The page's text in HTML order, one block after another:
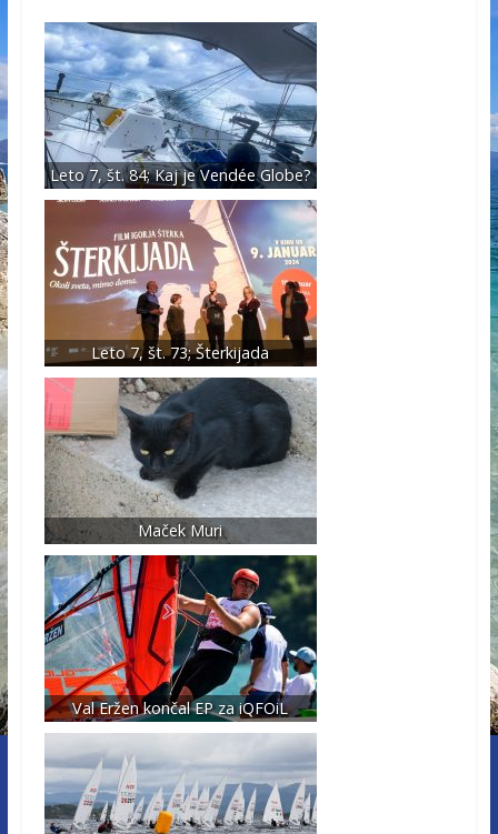
Leto 7, št. 84; Kaj je Vendée Globe?
Leto 7, št. 73; Šterkijada
Maček Muri
Val Eržen končal EP za iQFOiL